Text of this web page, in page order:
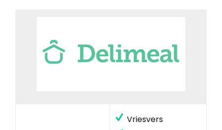
Vriesvers